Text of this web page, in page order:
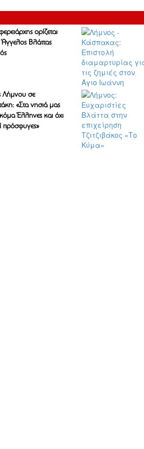
ορίζεται
Άγγελος Βλάττας
Λήμνου σε
«Στα νησιά μας
Έλληνες και όχι
πρόσφυγες»